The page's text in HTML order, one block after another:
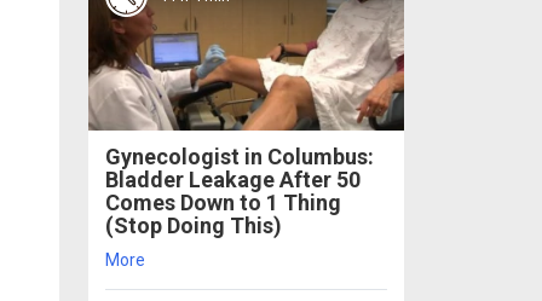
Gynecologist in Columbus:
Bladder Leakage After 50
Comes Down to 1 Thing
(Stop Doing This)
More